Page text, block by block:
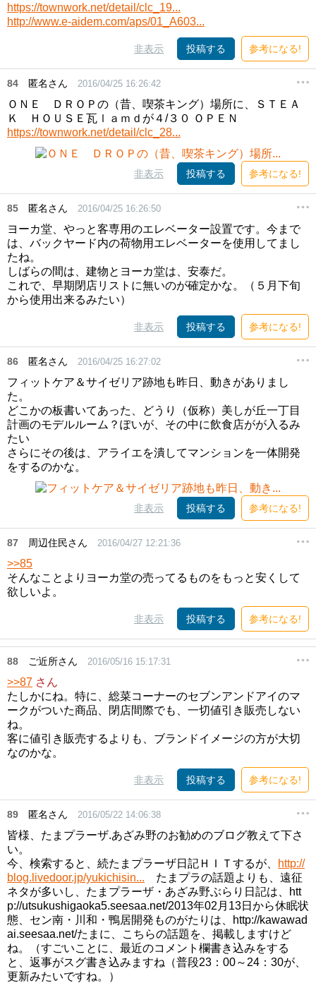
https://townwork.net/detail/clc_19...
http://www.e-aidem.com/aps/01_A603...
非表示 投稿する 参考になる!
84 匿名さん 2016/04/25 16:26:42
ＯＮＥ ＤＲＯＰの（昔、喫茶キング）場所に、ＳＴＥＡ
Ｋ ＨＯＵＳＥ瓦ｌａｍｄが４/３０ ＯＰＥＮ
https://townwork.net/detail/clc_28...
非表示 投稿する 参考になる!
85 匿名さん 2016/04/25 16:26:50
ヨーカ堂、やっと客専用のエレベーター設置です。今まで
は、バックヤード内の荷物用エレベーターを使用してまし
たね。
しばらの間は、建物とヨーカ堂は、安泰だ。
これで、早期閉店リストに無いのが確定かな。（５月下旬
から使用出来るみたい）
非表示 投稿する 参考になる!
86 匿名さん 2016/04/25 16:27:02
フィットケア＆サイゼリア跡地も昨日、動きがありまし
た。
どこかの板書いてあった、どうり（仮称）美しが丘一丁目
計画のモデルルーム？ぽいが、その中に飲食店がが入るみ
たい
さらにその後は、アライエを潰してマンションを一体開発
をするのかな。
非表示 投稿する 参考になる!
87 周辺住民さん 2016/04/27 12:21:36
>>85
そんなことよりヨーカ堂の売ってるものをもっと安くして
欲しいよ。
非表示 投稿する 参考になる!
88 ご近所さん 2016/05/16 15:17:31
>>87 さん
たしかにね。特に、総菜コーナーのセブンアンドアイのマ
ークがついた商品、閉店間際でも、一切値引き販売しない
ね。
客に値引き販売するよりも、ブランドイメージの方が大切
なのかな。
非表示 投稿する 参考になる!
89 匿名さん 2016/05/22 14:06:38
皆様、たまプラーザ.あざみ野のお勧めのブログ教えて下さ
い。
今、検索すると、続たまプラーザ日記ＨＩＴするが、
http://
blog.livedoor.jp/yukichisin... たまプラの話題よりも、遠征
ネタが多いし、たまプラーザ・あざみ野ぶらり日記は、htt
p://utsukushigaoka5.seesaa.net/2013年02月13日から休眠状
態、セン南・川和・鴨居開発ものがたりは、http://kawawad
ai.seesaa.net/たまに、こちらの話題を、掲載しますけど
ね。（すごいことに、最近のコメント欄書き込みをする
と、返事がスグ書き込みますね（普段23：00～24：30が、
更新みたいですね。）